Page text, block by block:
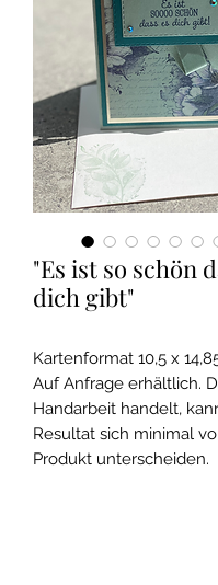
"Es ist so schön
dich gibt"
Kartenformat 10,5 x
Auf Anfrage erhältlich.
Handarbeit handelt,
Resultat sich minimal
Produkt unterscheiden.